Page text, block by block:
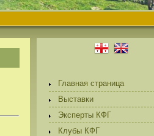
Главная страница
Выставки
Эксперты КФГ
Клубы КФГ